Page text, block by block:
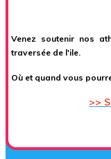
Venez soutenir nos
traversée de l'ile.
Où et quand vous
>>